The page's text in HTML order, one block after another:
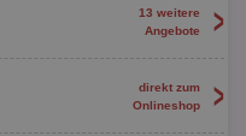
13 weitere
Angebote
>
direkt zum
Onlineshop
>